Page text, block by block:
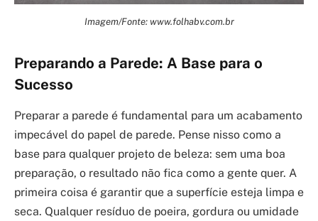
Imagem/Fonte: www.folhabv.com.br
Preparando a Parede: A Base para o
Sucesso
Preparar a parede é fundamental para um acabamento
impecável do papel de parede. Pense nisso como a
base para qualquer projeto de beleza: sem uma boa
preparação, o resultado não fica como a gente quer. A
primeira coisa é garantir que a superfície esteja limpa e
seca. Qualquer resíduo de poeira, gordura ou umidade